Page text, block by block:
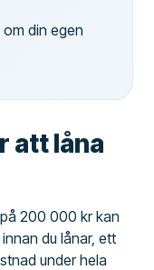
din egen
att låna
200 000 kr kan
du lånar, ett
under hela